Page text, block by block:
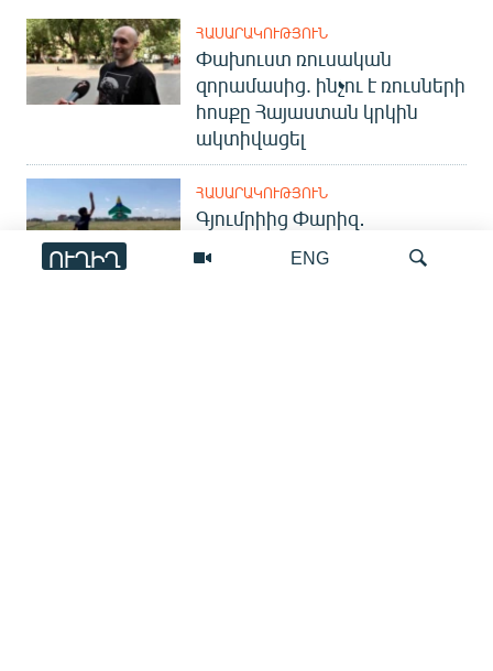
ENG
ՈՒՂԻՂ
ՀԱՍԱՐԱԿՈՒԹՅՈՒՆ
Փախուստ ռուսական
զորամասից. ինչու է ռուսների
հոսքը Հայաստան կրկին
ակտիվացել
ՀԱՍԱՐԱԿՈՒԹՅՈՒՆ
Գյումրիից Փարիզ․
ներկայացվել է միջազգային